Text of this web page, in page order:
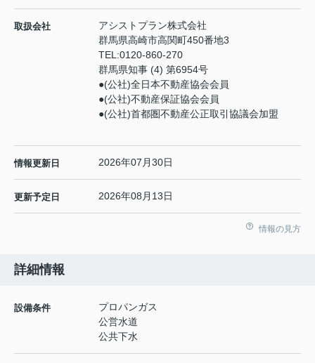
取扱会社
アシストプラン株式会社
群馬県高崎市高関町450番地3
TEL:0120-860-270
群馬県知事 (4) 第6954号
●(公社)全日本不動産協会会員
●(公社)不動産保証協会会員
●(公社)首都圏不動産公正取引協議会加盟
情報更新日 2026年07月30日
更新予定日 2026年08月13日
情報の見方
詳細情報
設備条件
プロパンガス
公営水道
公共下水